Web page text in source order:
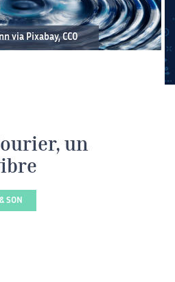
via Pixabay, CC0
un
SON